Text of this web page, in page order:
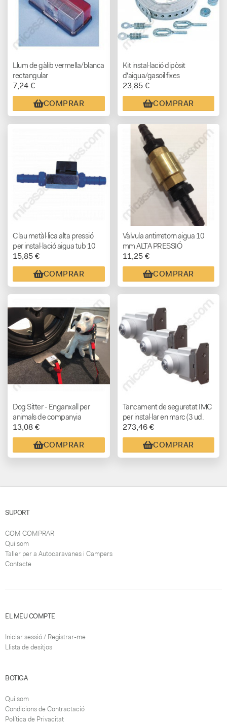
Llum de gàlib vermella/blanca
rectangular
7,24 €
COMPRAR
Kit instal·lació dipòsit
d'aigua/gasoil fixes
23,85 €
COMPRAR
Clau metàl·lica alta pressió
per instal·lació aigua tub 10
mm
15,85 €
COMPRAR
Vàlvula antirretorn aigua 10
mm ALTA PRESSIÓ
11,25 €
COMPRAR
Dog Sitter - Enganxall per
animals de companyia
13,08 €
COMPRAR
Tancament de seguretat IMC
per instal·lar en marc (3 ud.
amb la mateixa clau)
273,46 €
COMPRAR
SUPORT
COM COMPRAR
Qui som
Taller per a Autocaravanes i Campers
Contacte
EL MEU COMPTE
Iniciar sessió / Registrar-me
Llista de desitjos
BOTIGA
Qui som
Condicions de Contractació
Política de Privacitat